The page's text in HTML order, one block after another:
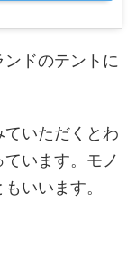
ドのテントに
いただくとわ
います。モノ
いいます。